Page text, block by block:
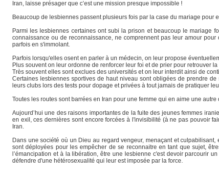
Iran, laisse présager que c’est une mission presque impossible !
Beaucoup de lesbiennes passent plusieurs fois par la case du mariage pour
Parmi les lesbiennes certaines ont subi la prison et beaucoup le mariage
connaissance ou de reconnaissance, ne comprennent pas leur amour
parfois en s'immolant.
Parfois lorsqu'elles osent en parler à un médecin, on leur propose
Plus souvent on leur ordonne de renforcer leur foi et de prier pour retrouver
Très souvent elles sont exclues des universités et on leur interdit ainsi de
Certaines lesbiennes sportives de haut niveau sont obligées de prendre
leurs clubs lors des tests pour dopage et privées à tout jamais de pratiquer
Toutes les routes sont barrées en Iran pour une femme qui en aime une autre
Aujourd’hui une des raisons importantes de la fuite des jeunes femmes
en exil, ces dernières sont encore forcées à l'invisibilité (à ne pas pouvoir
Iran.
Dans une société où un Dieu au regard vengeur, menaçant et
sont déployées pour les empêcher de se reconnaitre en tant que sujet,
l’émancipation et à la libération, être une lesbienne c'est devoir parcourir
défendre d'une hétérosexualité qui leur est imposée par la force.